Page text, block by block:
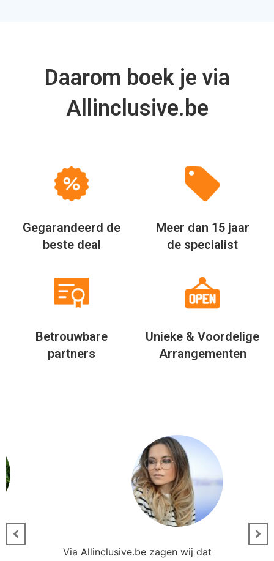
Daarom boek je via
Allinclusive.be
Gegarandeerd de
beste deal
Meer dan 15 jaar
de specialist
Betrouwbare
partners
Unieke & Voordelige
Arrangementen
Via Allinclusive.be zagen wij dat